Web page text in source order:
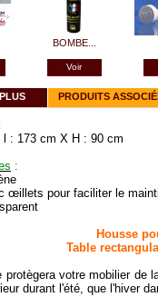
BOMBE...
Voir
PRODUITS
l : 173 cm X H : 90 cm
:
œillets pour faciliter le
Housse
Table
protègera votre mobilier de
durant l'été, que l'hiver